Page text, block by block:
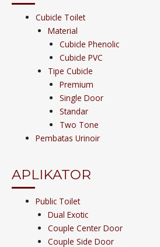
Cubicle Toilet
Material
Cubicle Phenolic
Cubicle PVC
Tipe Cubicle
Premium
Single Door
Standar
Two Tone
Pembatas Urinoir
APLIKATOR
Public Toilet
Dual Exotic
Couple Center Door
Couple Side Door